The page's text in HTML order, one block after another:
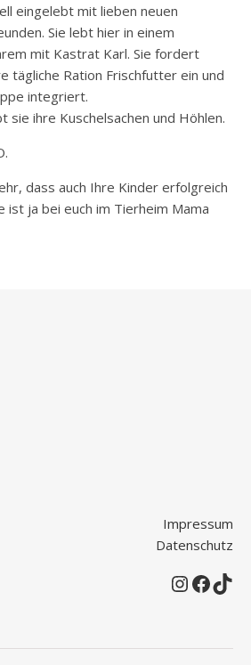
eingelebt mit lieben neuen
Sie lebt hier in einem
mit Kastrat Karl. Sie fordert
tägliche Ration Frischfutter ein und
integriert.
sie ihre Kuschelsachen und Höhlen.
dass auch Ihre Kinder erfolgreich
ist ja bei euch im Tierheim Mama
Impressum
Datenschutz